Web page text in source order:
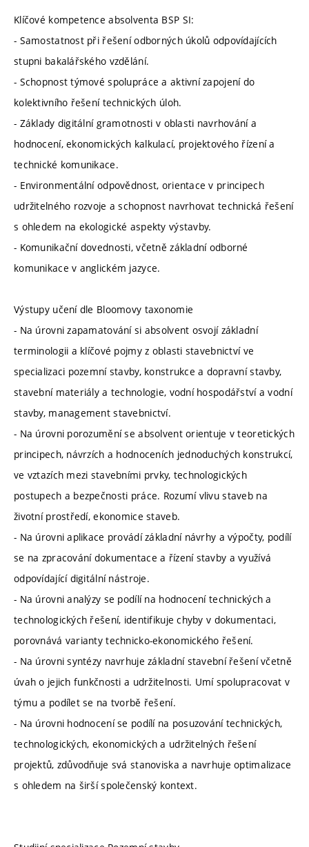
Klíčové kompetence absolventa BSP SI:
- Samostatnost při řešení odborných úkolů odpovídajících
stupni bakalářského vzdělání.
- Schopnost týmové spolupráce a aktivní zapojení do
kolektivního řešení technických úloh.
- Základy digitální gramotnosti v oblasti navrhování a
hodnocení, ekonomických kalkulací, projektového řízení a
technické komunikace.
- Environmentální odpovědnost, orientace v principech
udržitelného rozvoje a schopnost navrhovat technická řešení
s ohledem na ekologické aspekty výstavby.
- Komunikační dovednosti, včetně základní odborné
komunikace v anglickém jazyce.
Výstupy učení dle Bloomovy taxonomie
- Na úrovni zapamatování si absolvent osvojí základní
terminologii a klíčové pojmy z oblasti stavebnictví ve
specializaci pozemní stavby, konstrukce a dopravní stavby,
stavební materiály a technologie, vodní hospodářství a vodní
stavby, management stavebnictví.
- Na úrovni porozumění se absolvent orientuje v teoretických
principech, návrzích a hodnoceních jednoduchých konstrukcí,
ve vztazích mezi stavebními prvky, technologických
postupech a bezpečnosti práce. Rozumí vlivu staveb na
životní prostředí, ekonomice staveb.
- Na úrovni aplikace provádí základní návrhy a výpočty, podílí
se na zpracování dokumentace a řízení stavby a využívá
odpovídající digitální nástroje.
- Na úrovni analýzy se podílí na hodnocení technických a
technologických řešení, identifikuje chyby v dokumentaci,
porovnává varianty technicko-ekonomického řešení.
- Na úrovni syntézy navrhuje základní stavební řešení včetně
úvah o jejich funkčnosti a udržitelnosti. Umí spolupracovat v
týmu a podílet se na tvorbě řešení.
- Na úrovni hodnocení se podílí na posuzování technických,
technologických, ekonomických a udržitelných řešení
projektů, zdůvodňuje svá stanoviska a navrhuje optimalizace
s ohledem na širší společenský kontext.